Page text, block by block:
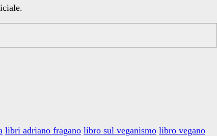
libri adriano fragano libro sul veganismo libro vegano